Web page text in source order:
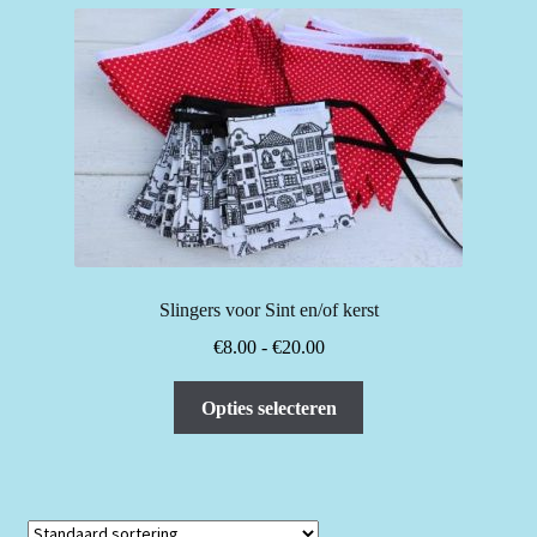
Slingers voor Sint en/of kerst
€8.00 - €20.00Prijsklasse:
tot
€20.00
Opties selecteren